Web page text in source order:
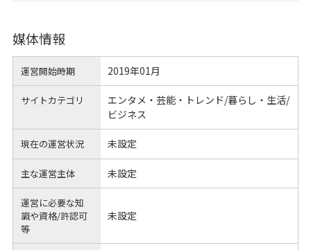
媒体情報
運営開始時期 2019年01月
サイトカテゴリ
エンタメ・芸能・トレンド/暮らし・生活/
ビジネス
現在の運営状況 未設定
主な運営主体 未設定
運営に必要な知
識や資格/許認可
等
未設定